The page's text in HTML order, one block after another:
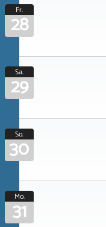
Fr.
28
Sa.
29
So.
30
Mo.
31